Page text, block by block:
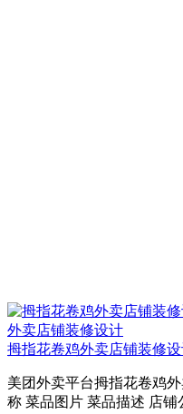
外卖店铺装修设计
拇指花卷鸡外卖店铺装修设
美团外卖平台拇指花卷鸡
称 菜品图片 菜品描述 店